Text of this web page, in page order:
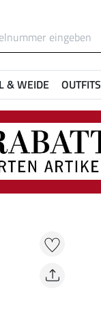
& WEIDE OUTFITS